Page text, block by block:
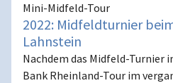
Mini-Midfeld-Tour
2022: Midfeldturnier
Lahnstein
Nachdem das Midfeld-Turnier
Bank Rheinland-Tour im